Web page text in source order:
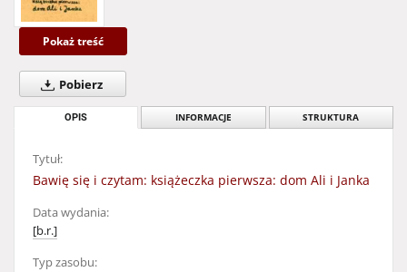
Pokaż treść
Pobierz
OPIS INFORMACJE STRUKTURA
Tytuł:
Bawię się i czytam: książeczka pierwsza: dom Ali i Janka
Data wydania:
[b.r.]
Typ zasobu: